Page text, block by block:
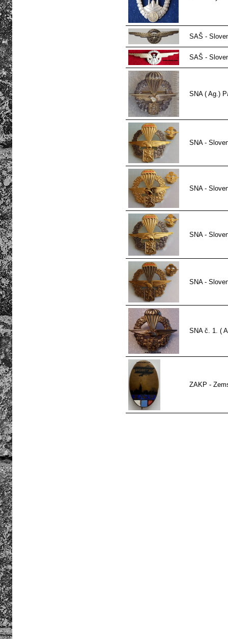
SAŠ -
SAŠ -
SNA ( Ag.)
SNA -
SNA -
SNA -
SNA -
SNA č. 1. (
ZAKP -